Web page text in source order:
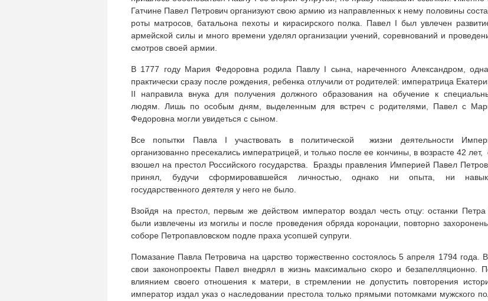
Гатчине Павел Петрович организуют свою армию из направленных к нему половины
роты матросов, батальона пехоты и кирасирского полка. Павел I был увлечен
армейской силы и много времени уделял организации учений, соревнований и
смотров своей армии.
В 1777 году Мария Федоровна родила Павлу I сына, нареченного Александром,
практически сразу после рождения, ребенка отлучили от родителей: императрица
II направила внука для получения должного образования на обучение к
людям. Лишь по особым дням, выделенным для встреч с родителями, Павел с
Федоровна могли увидеться с сыном.
Все попытки Павла I участвовать в политической жизни деятельности
организованно пресекались императрицей, и только после ее кончины, в возрасте 42 лет,
взошел на престол Российского государства. Бразды правления Империей Павел
принял, будучи сформировавшейся личностью, однако ни опыта, ни
государственного деятеля у него не было.
Взойдя на престол, первым же действом император воздал честь отцу: останки
были извлечены из могилы и после проведения обряда коронации, повторно
соборе Петропавловском подле праха усопшей супруги.
Помазание Павла Петровича на царство торжественно состоялось 5 апреля 1794 года.
свои законопроекты Павел внедрял в жизнь максимально скоро и безапелляционно.
влиянием своего отношения к матери, в стремлении не допустить повторения
император издал указ о наследовании престола только прямыми потомками мужского